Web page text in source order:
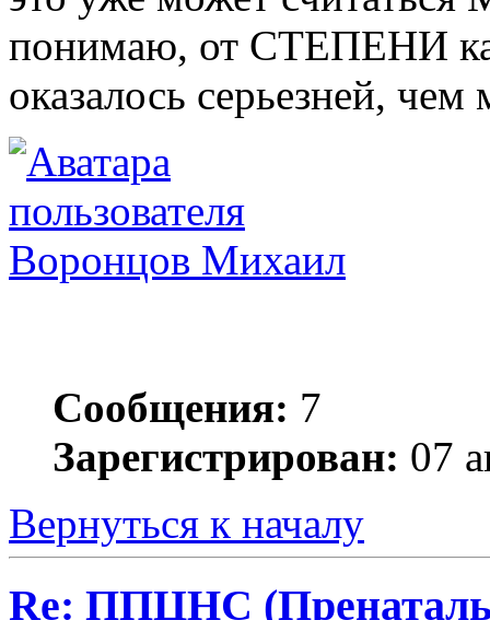
понимаю, от СТЕПЕНИ
оказалось серьезней,
Воронцов Михаил
Сообщения: 7
Зарегистрирован: 07
Вернуться к началу
Re: ППЦНС